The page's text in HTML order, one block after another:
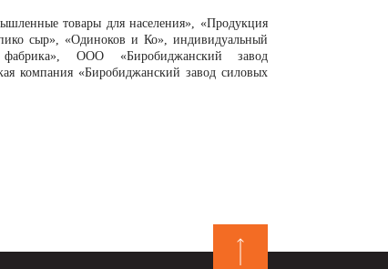
товары для населения», «Продукция
сыр», «Одиноков и Ко», индивидуальный
ООО «Биробиджанский завод
компания «Биробиджанский завод силовых